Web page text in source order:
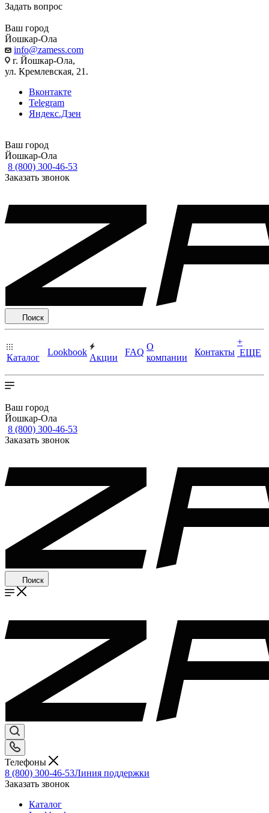
Задать вопрос
Ваш город
Йошкар-Ола
info@zamess.com
г. Йошкар-Ола,
ул. Кремлевская, 21.
Вконтакте
Telegram
Яндекс.Дзен
Ваш город
Йошкар-Ола
8 (800) 300-46-53
Заказать звонок
Поиск
Каталог
Lookbook
Акции
FAQ
О
компании
Контакты
+
ЕЩЕ
Ваш город
Йошкар-Ола
8 (800) 300-46-53
Заказать звонок
Поиск
Телефоны
8 (800) 300-46-53Линия поддержки
Заказать звонок
Каталог